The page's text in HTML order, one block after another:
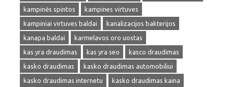
kampinės spintos
kampines virtuves
kampiniai virtuves baldai
kanalizacijos bakterijos
kanapa baldai
karmelavos oro uostas
kas yra draudimas
kas yra seo
kasco draudimas
kasko draudimas
kasko draudimas automobiliui
kasko draudimas internetu
kasko draudimas kaina